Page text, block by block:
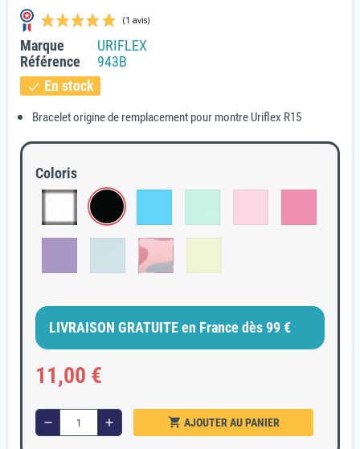
(1 avis)
Marque
URIFLEX
Référence
943B
check En stock
Bracelet origine de remplacement pour montre Uriflex R15
Coloris
LIVRAISON GRATUITE en France dès 99 €
11,00 €
remove add shopping_cart AJOUTER AU PANIER